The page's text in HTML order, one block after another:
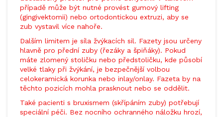
případě může být nutné provést gumový lifting
(gingivektomii) nebo ortodontickou extruzi, aby se
zub vystavil více nahoře.
Dalším limitem je síla žvýkacích sil. Fazety jsou určeny
hlavně pro přední zuby (řezáky a špiňáky). Pokud
máte zlomený stoličku nebo předstoličku, kde působí
velké tlaky při žvýkání, je bezpečnější volbou
celokeramická korunka nebo inlay/onlay. Fazeta by na
těchto pozicích mohla prasknout nebo se oddělit.
Také pacienti s bruxismem (skřípáním zuby) potřebují
speciální péči. Bez nocního ochranného náložku hrozí,